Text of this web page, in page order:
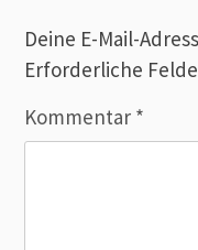
Deine E-Mail-
Erforderliche
Kommentar *